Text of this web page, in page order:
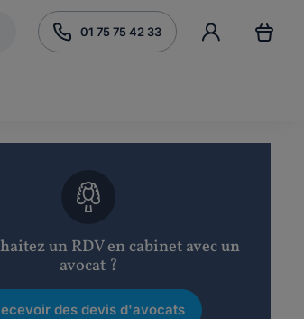
01 75 75 42 33
un RDV en cabinet avec un
avocat ?
des devis d'avocats